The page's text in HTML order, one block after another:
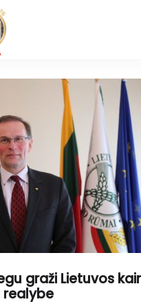
graži Lietuvos